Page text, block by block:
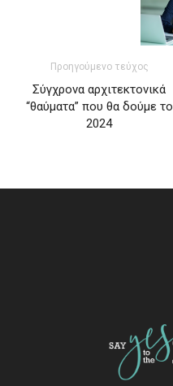
Προηγούμενο τεύχος
Σύγχρονα αρχιτεκτονικά
“θαύματα” που θα δούμε το
2024